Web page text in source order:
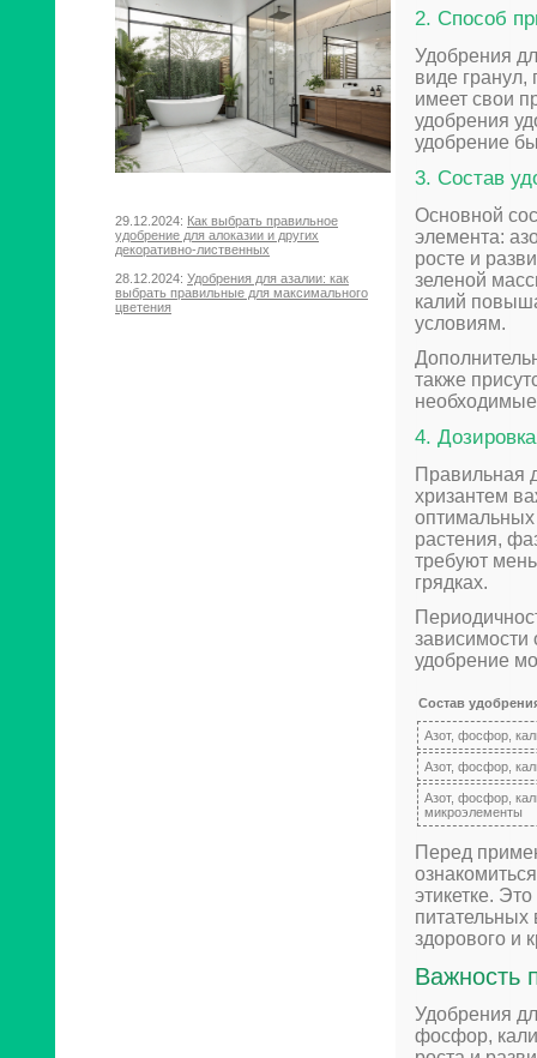
29.12.2024: Как выбрать правильное
удобрение для алоказии и других
декоративно-лиственных
28.12.2024: Удобрения для азалии: как
выбрать правильные для максимального
цветения
2. Способ
Удобрения
виде
имеет свои
удобрения
удобрение
3. Состав
Основной
элемента:
росте и
зеленой
калий
условиям.
также
4.
Правильная
хризантем
оптимальных
растения,
требуют
грядках.
зависимости
удобрение
Состав
Азот, фосфор,
Азот, фосфор,
Азот, фосфор,
микроэлементы
Перед
этикетке.
здорового и
Важность
Удобрения
фосфор,